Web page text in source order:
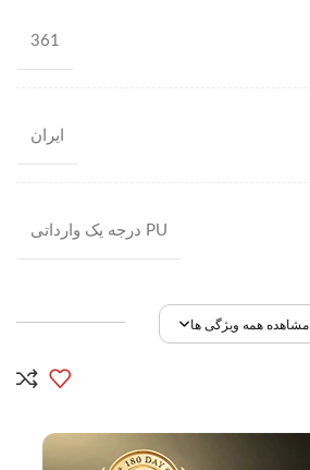
361
ایران
PU درجه یک وارداتی
مشاهده همه ویژگی ها